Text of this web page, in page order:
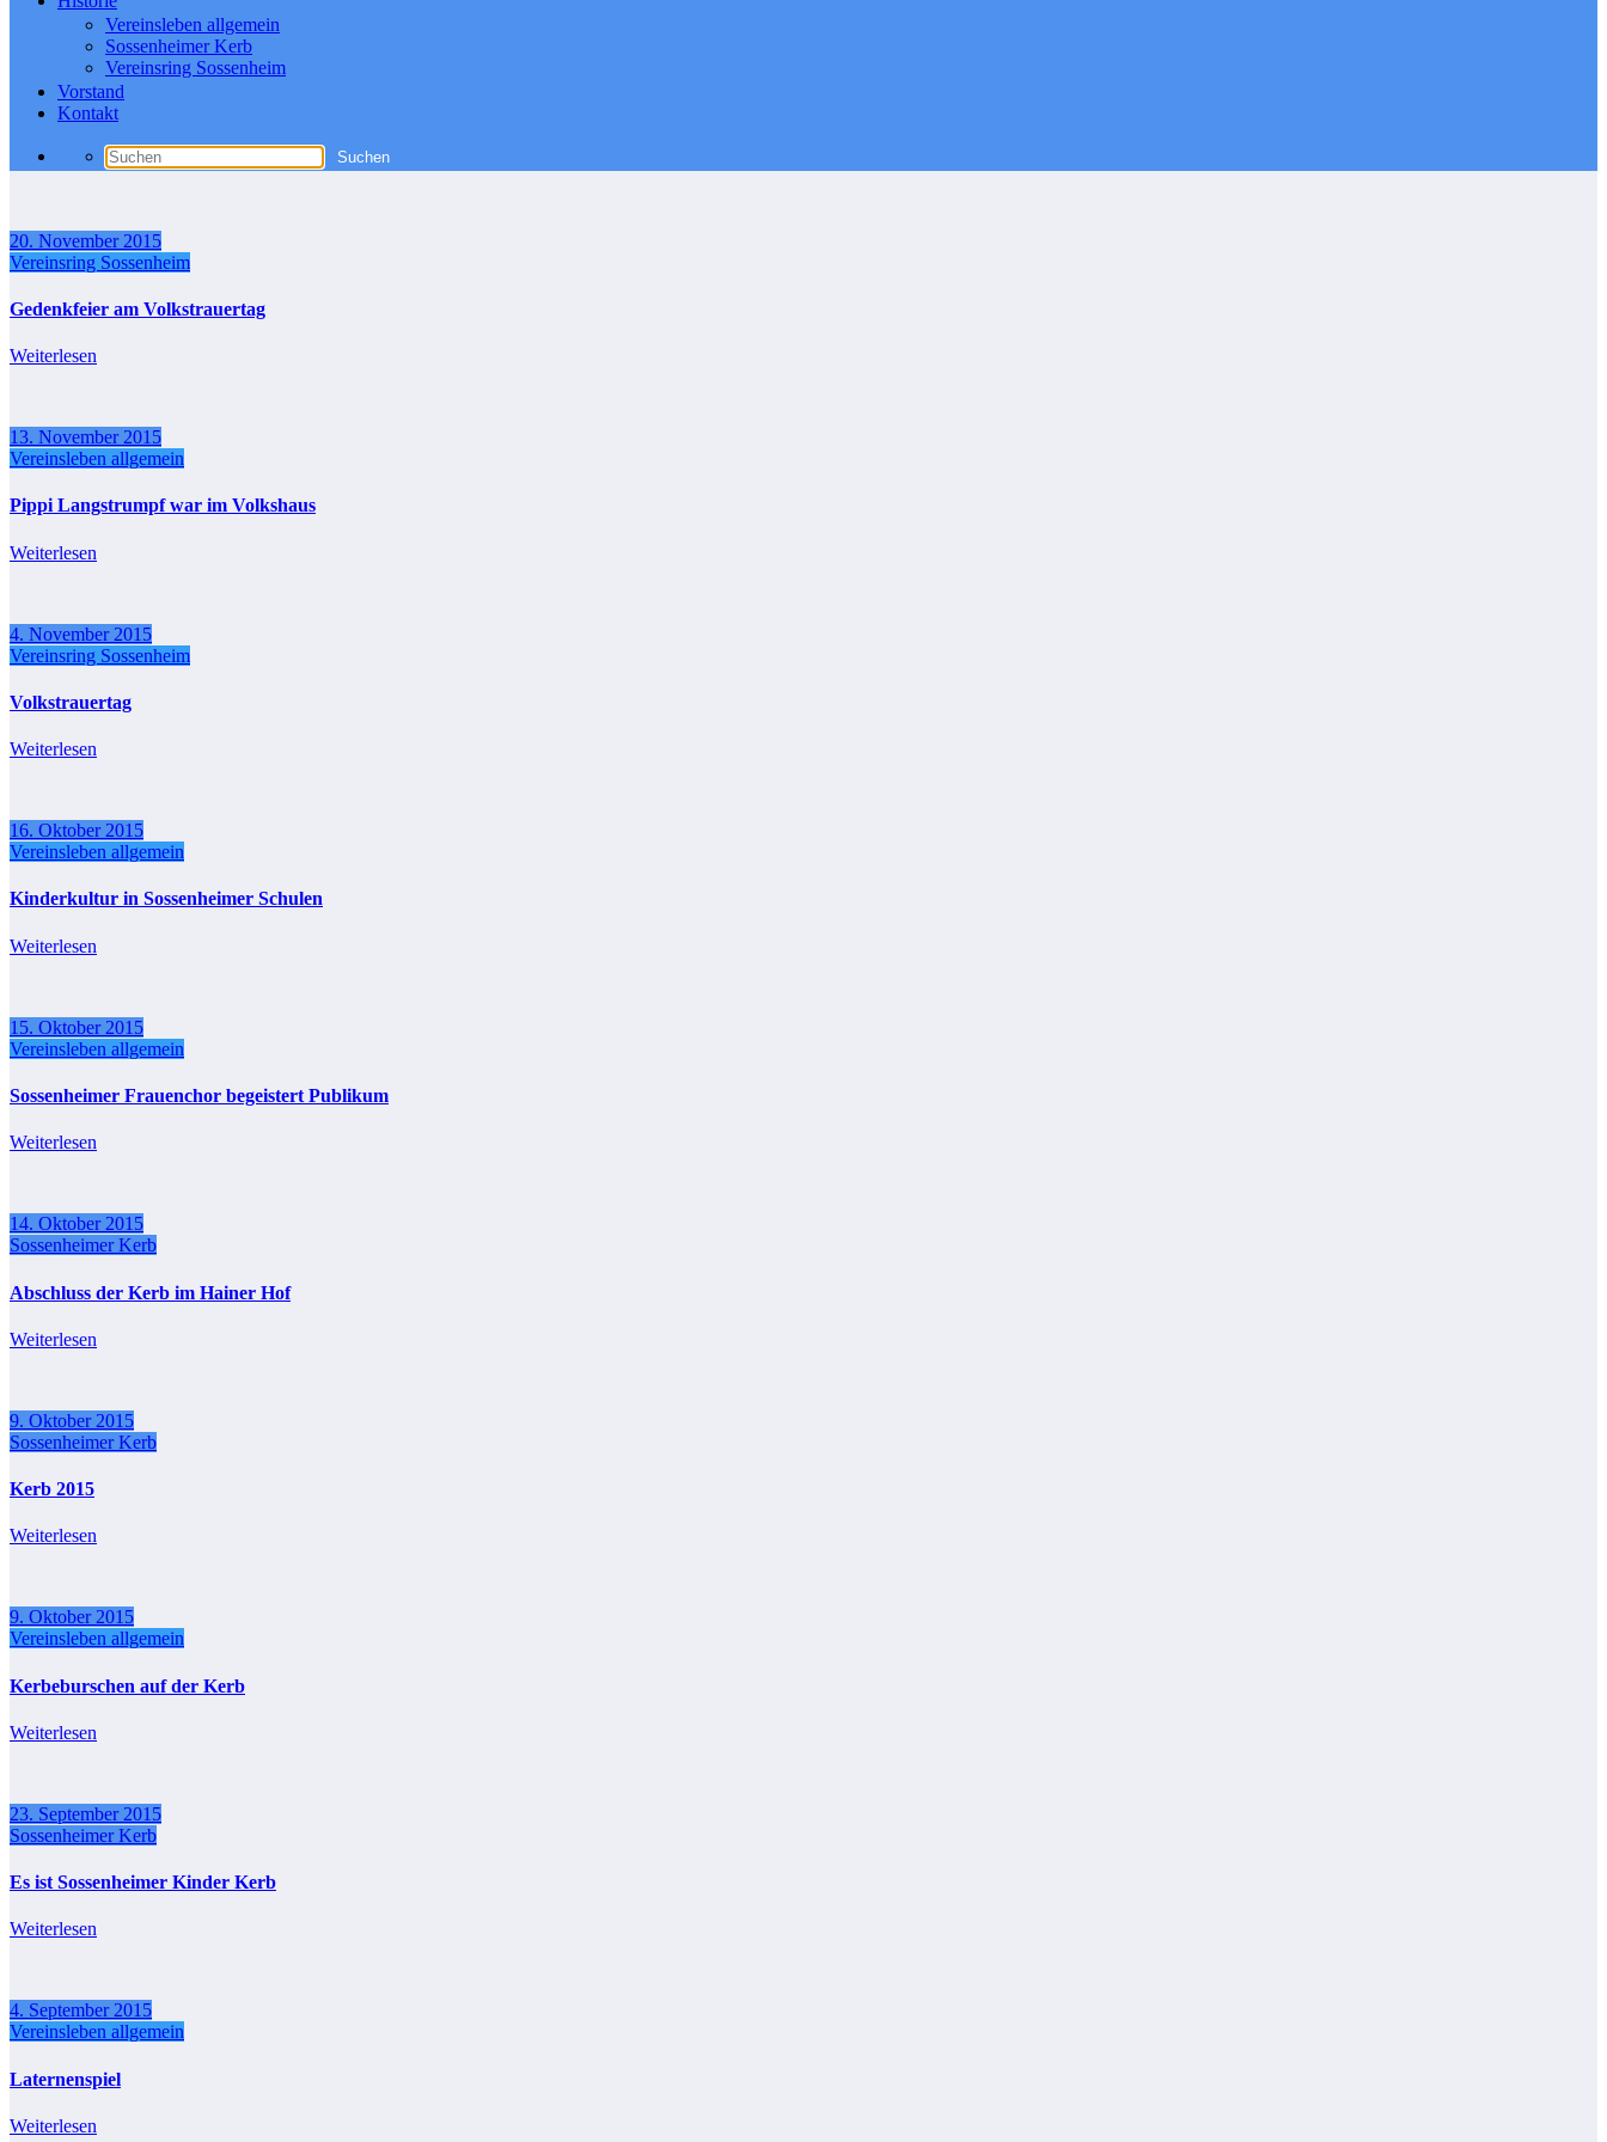
Vereinsleben allgemein
Sossenheimer Kerb
Vereinsring Sossenheim
Vorstand
Kontakt
20. November 2015
Vereinsring Sossenheim
Gedenkfeier am Volkstrauertag
Weiterlesen
13. November 2015
Vereinsleben allgemein
Pippi Langstrumpf war im Volkshaus
Weiterlesen
4. November 2015
Vereinsring Sossenheim
Volkstrauertag
Weiterlesen
16. Oktober 2015
Vereinsleben allgemein
Kinderkultur in Sossenheimer Schulen
Weiterlesen
15. Oktober 2015
Vereinsleben allgemein
Sossenheimer Frauenchor begeistert Publikum
Weiterlesen
14. Oktober 2015
Sossenheimer Kerb
Abschluss der Kerb im Hainer Hof
Weiterlesen
9. Oktober 2015
Sossenheimer Kerb
Kerb 2015
Weiterlesen
9. Oktober 2015
Vereinsleben allgemein
Kerbeburschen auf der Kerb
Weiterlesen
23. September 2015
Sossenheimer Kerb
Es ist Sossenheimer Kinder Kerb
Weiterlesen
4. September 2015
Vereinsleben allgemein
Laternenspiel
Weiterlesen